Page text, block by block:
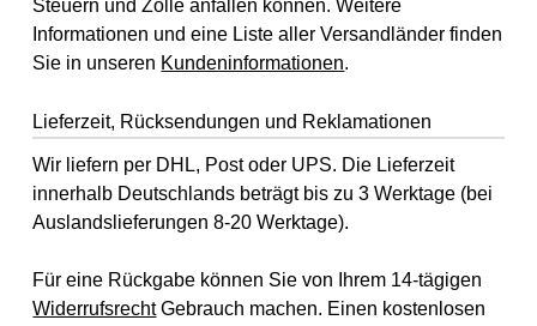
Steuern und Zölle anfallen können. Weitere
Informationen und eine Liste aller Versandländer finden
Sie in unseren Kundeninformationen.
Lieferzeit, Rücksendungen und Reklamationen
Wir liefern per DHL, Post oder UPS. Die Lieferzeit
innerhalb Deutschlands beträgt bis zu 3 Werktage (bei
Auslandslieferungen 8-20 Werktage).
Für eine Rückgabe können Sie von Ihrem 14-tägigen
WiderrufsrechtGebrauch machen. Einen kostenlosen